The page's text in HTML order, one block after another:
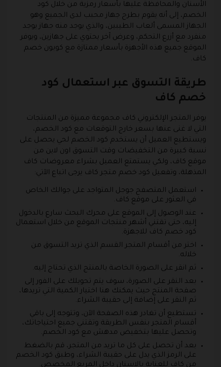
الأسنان والمحافظة عليها بأسعار رمزية من خلال كود
الخصم، إلى أنه يقوم بطرح جهاز محبب لدى الجميع وهو
الجهاز المسمى ألعاب الطيبين، والذي يوجد منه جهاز يوجد
منفرد مع أزرع التحكم، وعرض آخر يحتوي على جهازين، ويوفر
الموقع جميع هذه الأجهزة بأسعار ممتازة مع كوبون خصم
كاف.
طريقة التسوق عبر استعمال كود
خصم كاف
يوفر المتجر الإلكتروني كاف مجموعة مميزة من المنتجات
التي لا غنى عنها بسعر خارج التوقعات مع كود الخصم،
ويستطيع العميل أن يستخدم كود الخصم لحي يحصل على
نسبة كبيرة من التخفيضات وقت التسوق اون لاين من
موقع كاف، ولكي يستمتع العميل بشراء معروضات كاف
المذهلة، وتفعيل كود خصم متجر كاف يرجى اتباع الآتي:
استعمل المتصفح جوجل المتواجد على جوالك الخاص
في العثور على موقع كاف.
عند الوصول إلى الموقع على محرك البحث سارع بالدخول
إليه، حتى تقتني أشهر منتجات الموقع من خلال استعمال
كود خصم كاف للاجهزة.
اختر من أقسام المتجر القسم الذي تريد التسوق من
خلاله.
ثم انقر على الصورة الخاصة بالمنتج الذي تحتاج إليه.
بعد النقر على الصورة، سوف يتم تحويلك على الفور إلى
صفحة المنتج حيث يمكنك هنا اختيار الكمية التي تريدها،
ثم النقر على إضافة إلى حقيبة الشراء.
تستطيع أن تغادر هذه الصفحة الآن، وتتوجه إلى باقي
أقسام المتجر بنفس الطريقة وتقتني جميع احتياجاتك،
وتحصل عليها بتخفيض مدهش مع كود الخصم.
بعد أن تحصل على كل ما تريد من المتجر، قم بالضغط
على الرمز الذي يدل على حقيبة الشراء، وطبق كود الخصم
من كاف للعناية بالاسنان داخل المربع المخصص.